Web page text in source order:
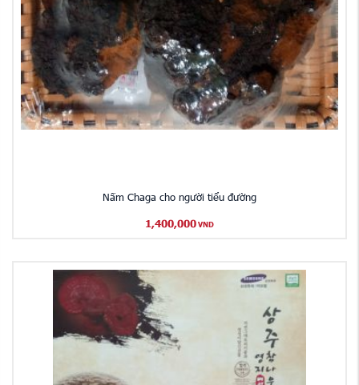
Nấm Chaga cho người tiểu đường
1,400,000 VND